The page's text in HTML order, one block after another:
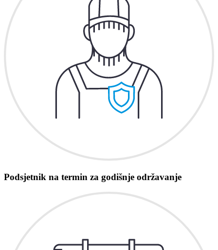
Podsjetnik na termin za godišnje održavanje